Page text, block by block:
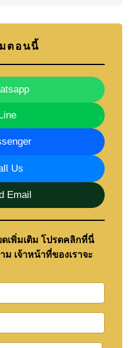
ตอนนี้
Us
Email
เพิ่มเติม โปรดคลิกที่นี่
เจ้าหน้าที่ของเราจะ